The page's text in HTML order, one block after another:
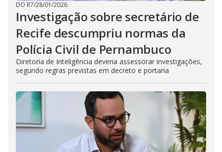
DO R7/28/01/2026
Investigação sobre secretário de
Recife descumpriu normas da
Polícia Civil de Pernambuco
Diretoria de Inteligência deveria assessorar investigações,
segundo regras previstas em decreto e portaria